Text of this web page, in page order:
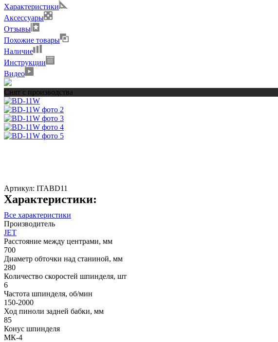
Характеристики
Аксессуары
Отзывы
Похожие товары
Наличие
Инструкции
Видео
Снят с производства
Артикул: ITABD11
Характеристики:
Все характеристики
Производитель
JET
Расстояние между центрами, мм
700
Диаметр обточки над станиной, мм
280
Количество скоростей шпинделя, шт
6
Частота шпинделя, об/мин
150-2000
Ход пиноли задней бабки, мм
85
Конус шпинделя
МК-4